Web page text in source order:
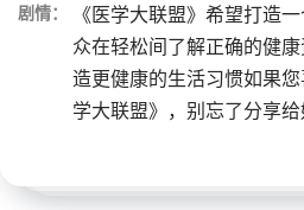
剧情：
《医学大联盟》希望打造
众在轻松间了解正确的健
造更健康的生活习惯如果
学大联盟》，别忘了分享给